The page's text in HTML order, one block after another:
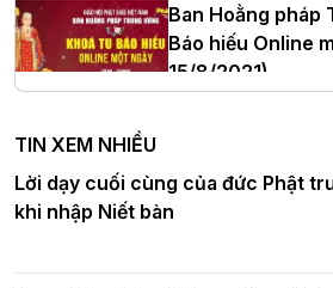
Hà Nội: Tăng Ni Trường hạ Bồ Đề
nghiêm tác pháp Tiền an cư
DL.2026
Ban Hoằng pháp
Báo hiếu Online
15/8/2021)
Ban Hoằng
Báo hiếu Online
15/8/2021)
TIN XEM NHIỀU
Lời dạy cuối cùng của đức Phật
khi nhập Niết bàn